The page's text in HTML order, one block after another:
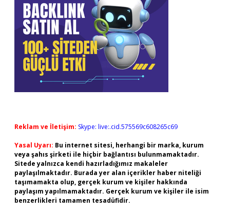
Reklam ve İletişim: Skype: live:.cid.575569c608265c69
Yasal Uyarı: Bu internet sitesi, herhangi bir marka, kurum
veya şahıs şirketi ile hiçbir bağlantısı bulunmamaktadır.
Sitede yalnızca kendi hazırladığımız makaleler
paylaşılmaktadır. Burada yer alan içerikler haber niteliği
taşımamakta olup, gerçek kurum ve kişiler hakkında
paylaşım yapılmamaktadır. Gerçek kurum ve kişiler ile isim
benzerlikleri tamamen tesadüfidir.